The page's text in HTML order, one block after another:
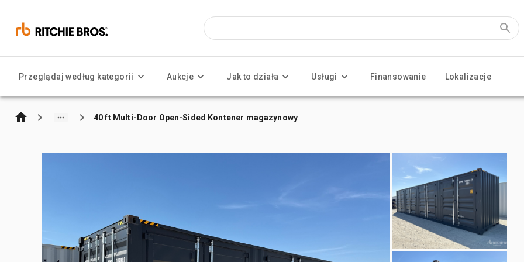
Przeglądaj według kategorii Aukcje Jak to działa Usługi Finansowanie Lokalizacje
40 ft Multi-Door Open-Sided Kontener magazynowy